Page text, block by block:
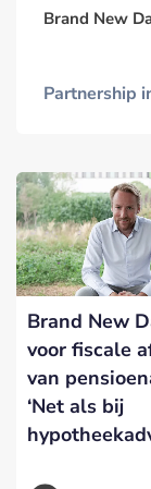
Brand New
Partnership
Brand New
voor fiscale
van
‘Net als bij